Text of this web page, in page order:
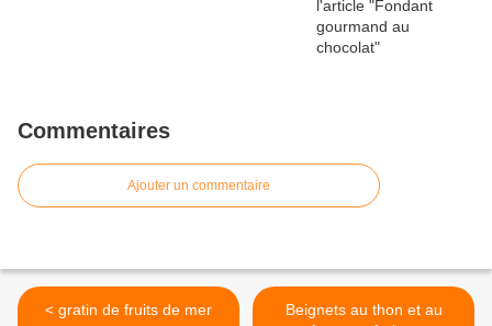
Commentaires
Ajouter un commentaire
< gratin de fruits de mer
Beignets au thon et au